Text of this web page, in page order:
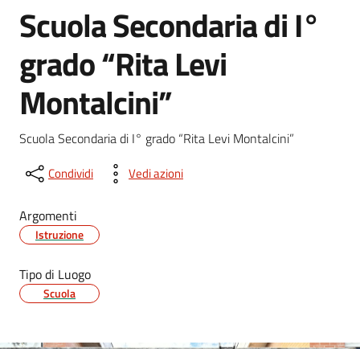
Scuola Secondaria di I°
grado “Rita Levi
Montalcini”
Scuola Secondaria di I° grado “Rita Levi Montalcini”
Condividi Vedi azioni
Argomenti
Istruzione
Tipo di Luogo
Scuola